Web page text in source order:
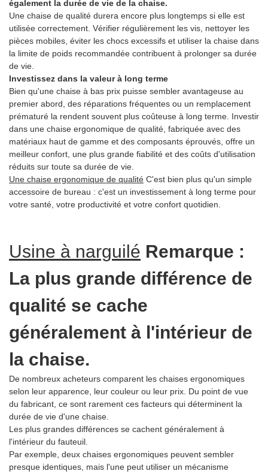
également la durée de vie de la chaise.
Une chaise de qualité durera encore plus longtemps si elle est
utilisée correctement. Vérifier régulièrement les vis, nettoyer les
pièces mobiles, éviter les chocs excessifs et utiliser la chaise dans
la limite de poids recommandée contribuent à prolonger sa durée
de vie.
Investissez dans la valeur à long terme
Bien qu'une chaise à bas prix puisse sembler avantageuse au
premier abord, des réparations fréquentes ou un remplacement
prématuré la rendent souvent plus coûteuse à long terme. Investir
dans une chaise ergonomique de qualité, fabriquée avec des
matériaux haut de gamme et des composants éprouvés, offre un
meilleur confort, une plus grande fiabilité et des coûts d'utilisation
réduits sur toute sa durée de vie.
Une chaise ergonomique de qualité C'est bien plus qu'un simple
accessoire de bureau : c'est un investissement à long terme pour
votre santé, votre productivité et votre confort quotidien.
Usine à narguilé Remarque :
La plus grande différence de
qualité se cache
généralement à l'intérieur de
la chaise.
De nombreux acheteurs comparent les chaises ergonomiques
selon leur apparence, leur couleur ou leur prix. Du point de vue
du fabricant, ce sont rarement ces facteurs qui déterminent la
durée de vie d'une chaise.
Les plus grandes différences se cachent généralement à
l'intérieur du fauteuil.
Par exemple, deux chaises ergonomiques peuvent sembler
presque identiques, mais l'une peut utiliser un mécanisme